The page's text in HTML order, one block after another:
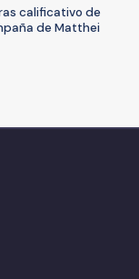
calificativo de
de Matthei